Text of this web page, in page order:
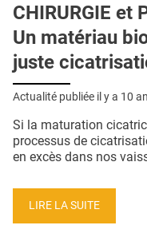
CHIRURGIE et
Un matériau
juste
Actualité publiée il y a 10
Si la maturation
processus de
en excès dans nos
LIRE LA SUITE